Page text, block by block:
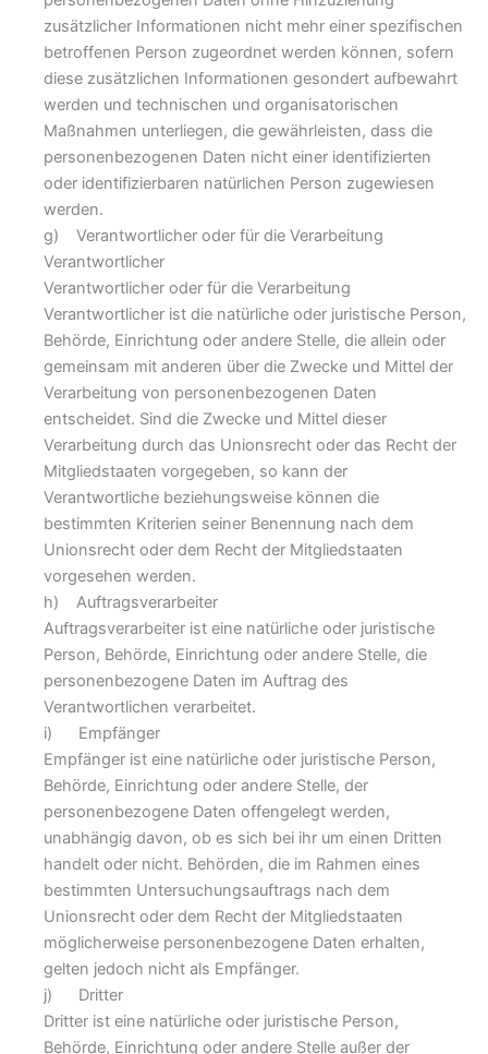
zusätzlicher Informationen nicht mehr einer spezifischen
betroffenen Person zugeordnet werden können, sofern
diese zusätzlichen Informationen gesondert aufbewahrt
werden und technischen und organisatorischen
Maßnahmen unterliegen, die gewährleisten, dass die
personenbezogenen Daten nicht einer identifizierten
oder identifizierbaren natürlichen Person zugewiesen
werden.
g) Verantwortlicher oder für die Verarbeitung
Verantwortlicher
Verantwortlicher oder für die Verarbeitung
Verantwortlicher ist die natürliche oder juristische Person,
Behörde, Einrichtung oder andere Stelle, die allein oder
gemeinsam mit anderen über die Zwecke und Mittel der
Verarbeitung von personenbezogenen Daten
entscheidet. Sind die Zwecke und Mittel dieser
Verarbeitung durch das Unionsrecht oder das Recht der
Mitgliedstaaten vorgegeben, so kann der
Verantwortliche beziehungsweise können die
bestimmten Kriterien seiner Benennung nach dem
Unionsrecht oder dem Recht der Mitgliedstaaten
vorgesehen werden.
h) Auftragsverarbeiter
Auftragsverarbeiter ist eine natürliche oder juristische
Person, Behörde, Einrichtung oder andere Stelle, die
personenbezogene Daten im Auftrag des
Verantwortlichen verarbeitet.
i) Empfänger
Empfänger ist eine natürliche oder juristische Person,
Behörde, Einrichtung oder andere Stelle, der
personenbezogene Daten offengelegt werden,
unabhängig davon, ob es sich bei ihr um einen Dritten
handelt oder nicht. Behörden, die im Rahmen eines
bestimmten Untersuchungsauftrags nach dem
Unionsrecht oder dem Recht der Mitgliedstaaten
möglicherweise personenbezogene Daten erhalten,
gelten jedoch nicht als Empfänger.
j) Dritter
Dritter ist eine natürliche oder juristische Person,
Behörde, Einrichtung oder andere Stelle außer der